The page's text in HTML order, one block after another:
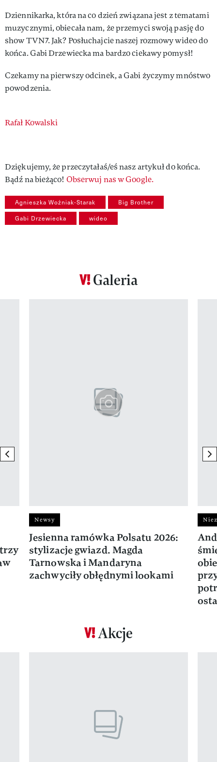
Dziennikarka, która na co dzień związana jest z tematami
muzycznymi, obiecała nam, że przemyci swoją pasję do
show TVN7. Jak? Posłuchajcie naszej rozmowy wideo do
końca. Gabi Drzewiecka ma bardzo ciekawy pomysł!
Czekamy na pierwszy odcinek, a Gabi życzymy mnóstwo
powodzenia.
Authors
Rafał Kowalski
Dziękujemy, że przeczytałaś/eś nasz artykuł do końca.
Bądź na bieżąco! Obserwuj nas w Google.
Agnieszka Woźniak-Starak Big Brother
Gabi Drzewiecka wideo
Galeria
previous element
Newsy
Jesienna ramówka Polsatu 2026:
stylizacje gwiazd. Magda
Tarnowska i Mandaryna
zachwyciły obłędnymi lookami
Akcje